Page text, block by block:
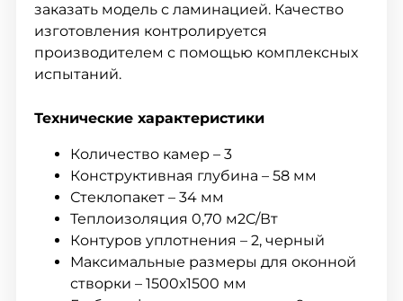
заказать модель с ламинацией. Качество
изготовления контролируется
производителем с помощью комплексных
испытаний.
Технические характеристики
Количество камер – 3
Конструктивная глубина – 58 мм
Стеклопакет – 34 мм
Теплоизоляция 0,70 м2С/Вт
Контуров уплотнения – 2, черный
Максимальные размеры для оконной
створки – 1500х1500 мм